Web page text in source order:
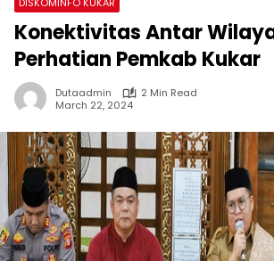
DISKOMINFO KUKAR
Konektivitas Antar
Perhatian Pemkab Kukar
Dutaadmin
2 Min Read
March 22, 2024